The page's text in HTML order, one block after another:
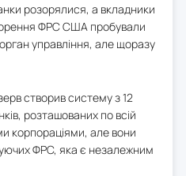
розорялися, а вкладники
ФРС США пробували
управління, але щоразу
створив систему з 12
розташованих по всій
корпораціями, але вони
ФРС, яка є незалежним